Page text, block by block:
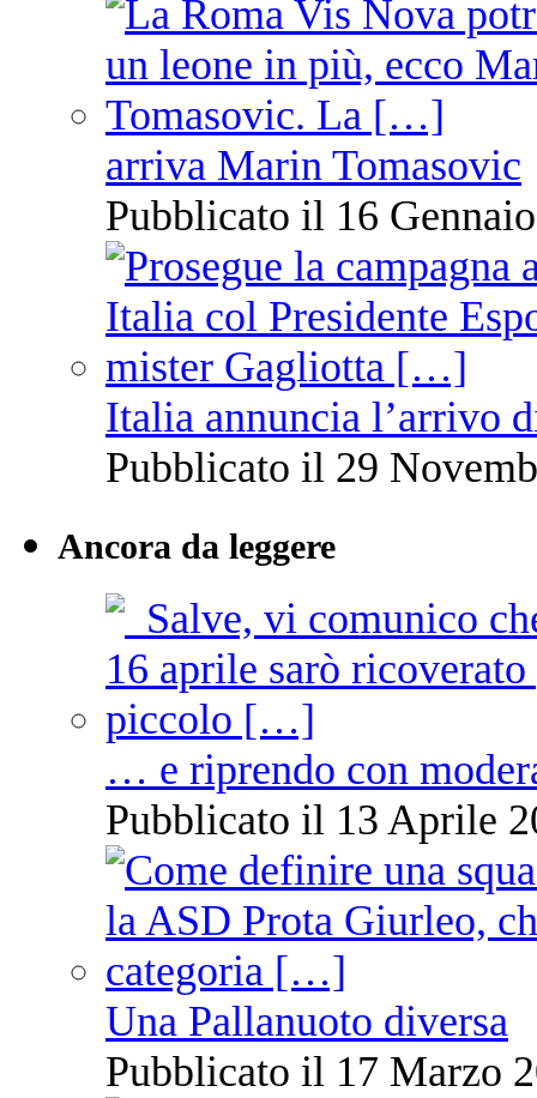
arriva Marin Tomasovic
Pubblicato il 16
Italia annuncia l’arrivo
Pubblicato il 29
Ancora da leggere
… e riprendo con
Pubblicato il 13 Aprile
Una Pallanuoto diversa
Pubblicato il 17 Marzo